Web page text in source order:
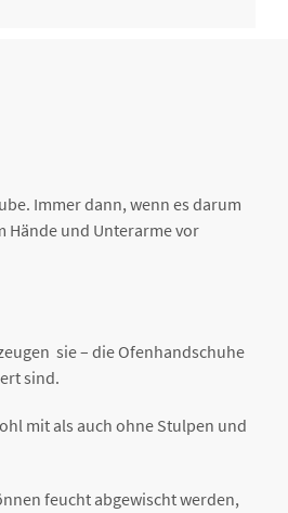
Immer dann, wenn es darum
Hände und Unterarme vor
sie – die Ofenhandschuhe
sind.
mit als auch ohne Stulpen und
feucht abgewischt werden,